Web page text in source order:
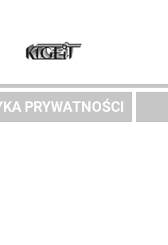
PRYWATNOŚCI